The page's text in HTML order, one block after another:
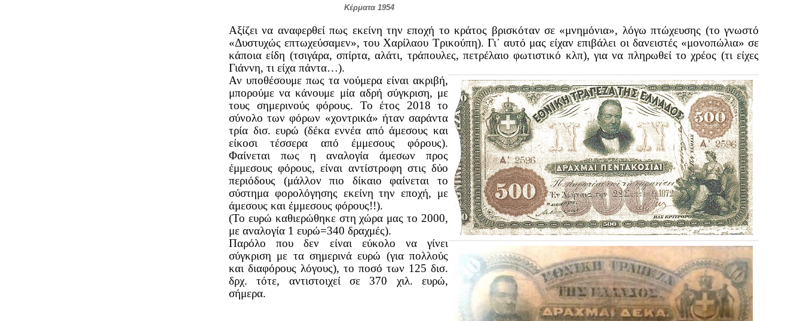
Κέρματα 1954
Αξίζει να αναφερθεί πως εκείνη την εποχή το κράτος βρισκόταν σε «μνημόνια», λόγω πτώχευσης (το γνωστό
«Δυστυχώς επτωχεύσαμεν», του Χαρίλαου Τρικούπη). Γι΄ αυτό μας είχαν επιβάλει οι δανειστές «μονοπώλια» σε
κάποια είδη (τσιγάρα, σπίρτα, αλάτι, τράπουλες, πετρέλαιο φωτιστικό κλπ), για να πληρωθεί το χρέος (τι είχες
Γιάννη, τι είχα πάντα…).
Αν υποθέσουμε πως τα νούμερα είναι ακριβή,
μπορούμε να κάνουμε μία αδρή σύγκριση, με
τους σημερινούς φόρους. Το έτος 2018 το
σύνολο των φόρων «χοντρικά» ήταν σαράντα
τρία δισ. ευρώ (δέκα εννέα από άμεσους και
είκοσι τέσσερα από έμμεσους φόρους).
Φαίνεται πως η αναλογία άμεσων προς
έμμεσους φόρους, είναι αντίστροφη στις δύο
περιόδους (μάλλον πιο δίκαιο φαίνεται το
σύστημα φορολόγησης εκείνη την εποχή, με
άμεσους και έμμεσους φόρους!!).
(Το ευρώ καθιερώθηκε στη χώρα μας το 2000,
με αναλογία 1 ευρώ=340 δραχμές).
Παρόλο που δεν είναι εύκολο να γίνει
σύγκριση με τα σημερινά ευρώ (για πολλούς
και διαφόρους λόγους), το ποσό των 125 δισ.
δρχ. τότε, αντιστοιχεί σε 370 χιλ. ευρώ,
σήμερα.